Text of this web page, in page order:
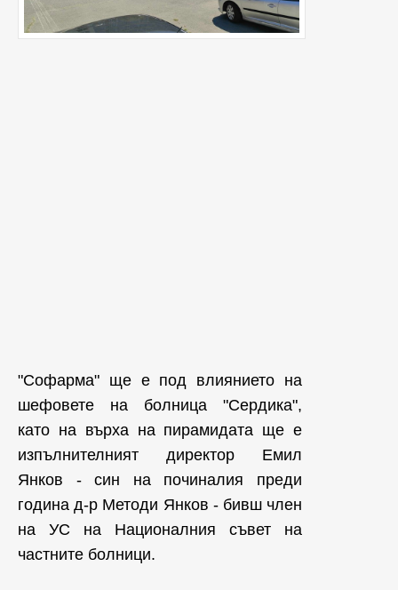
"Софарма" ще е под влиянието на
шефовете на болница "Сердика",
като на върха на пирамидата ще е
изпълнителният директор Емил
Янков - син на починалия преди
година д-р Методи Янков - бивш член
на УС на Националния съвет на
частните болници.